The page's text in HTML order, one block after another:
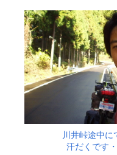
川井峠途中に
汗だくです